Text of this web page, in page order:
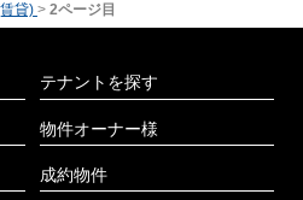
貸) > 2ページ目
テナントを探す
物件オーナー様
成約物件